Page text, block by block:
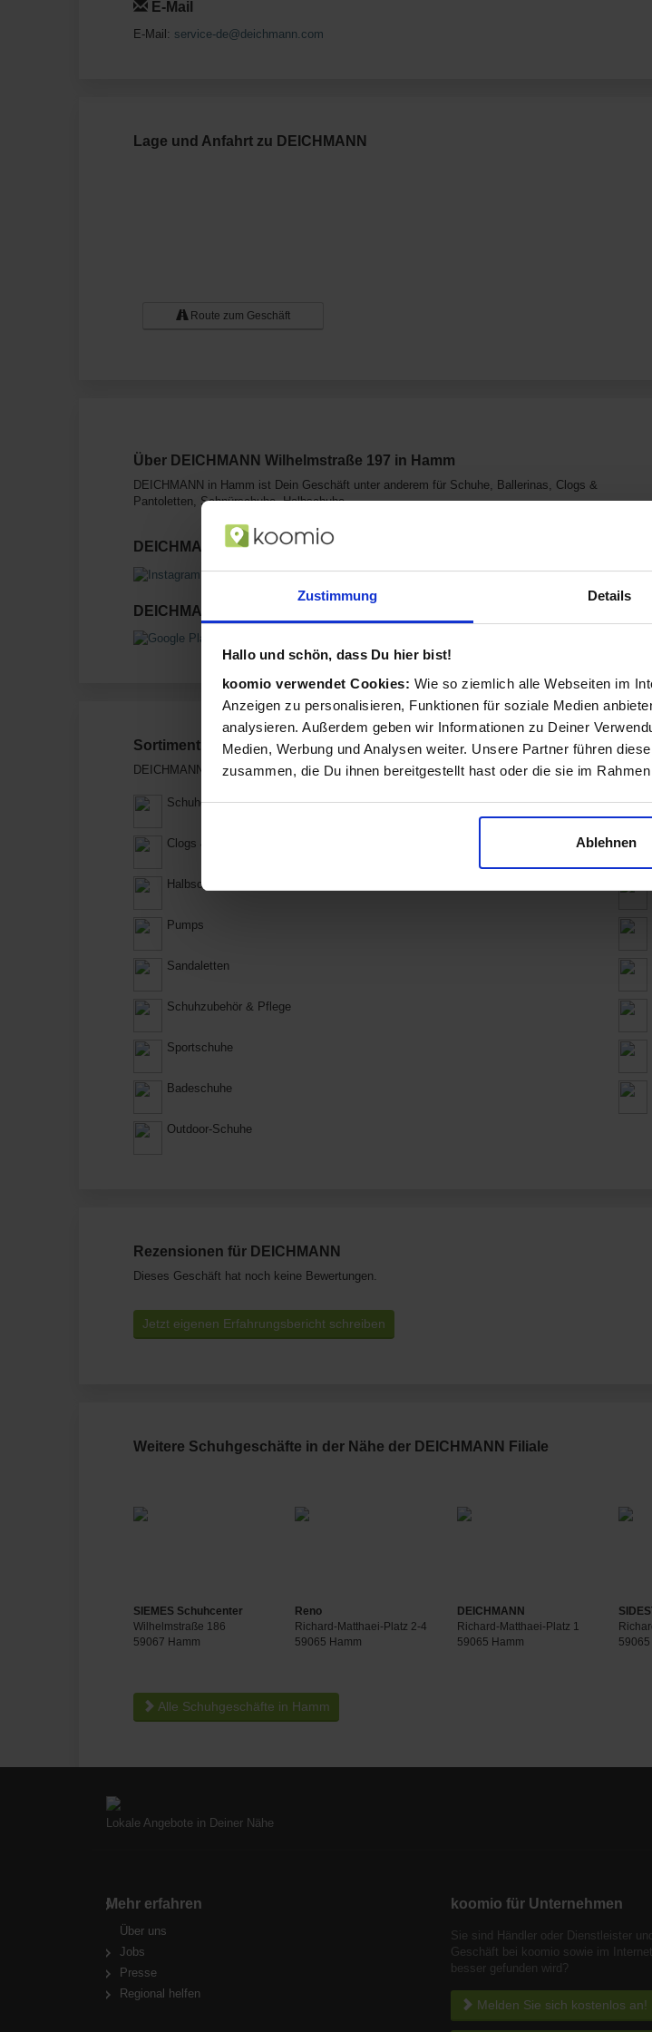
Zustimmung Details
Hallo und schön, dass Du hier bist!
koomio verwendet Cookies: Wie so ziemlich alle Webseiten im
Anzeigen zu personalisieren, Funktionen für soziale Medien
analysieren. Außerdem geben wir Informationen zu Deiner
Medien, Werbung und Analysen weiter. Unsere Partner führen
zusammen, die Du ihnen bereitgestellt hast oder die sie im
Ablehnen
E-Mail
E-Mail: service-de@deichmann.com
Lage und Anfahrt zu DEICHMANN
Route zum Geschäft
Über DEICHMANN Wilhelmstraße 197 in Hamm
DEICHMANN in Hamm ist Dein Geschäft unter anderem für Schuhe, Ballerinas, Clogs &
Pantoletten, Schnürschuhe, Halbschuhe.
DEICHMANN in Sozialen Netzwerken
DEICHMANN hat auch eine App, die Du Dir herunterladen kannst:
Sortiment von DEICHMANN
DEICHMANN verkauft Produkte aus diesen Kategorien:
Schuhe
Clogs & Pantoletten
Halbschuhe
Pumps
Sandaletten
Schuhzubehör & Pflege
Sportschuhe
Badeschuhe
Outdoor-Schuhe
Rezensionen für DEICHMANN
Dieses Geschäft hat noch keine Bewertungen.
Jetzt eigenen Erfahrungsbericht schreiben
Weitere Schuhgeschäfte in der Nähe der DEICHMANN Filiale
SIEMES Schuhcenter
Wilhelmstraße 186
59067 Hamm
Reno
Richard-Matthaei-Platz 2-4
59065 Hamm
DEICHMANN
Richard-Matthaei-Platz 1
59065 Hamm
59065
Alle Schuhgeschäfte in Hamm
Lokale Angebote in Deiner Nähe
Mehr erfahren
Über uns
Jobs
Presse
Regional helfen
koomio für Unternehmen
Sie sind Händler oder Dienstleister
Geschäft bei koomio sowie im
besser gefunden wird?
Melden Sie sich kostenlos an!